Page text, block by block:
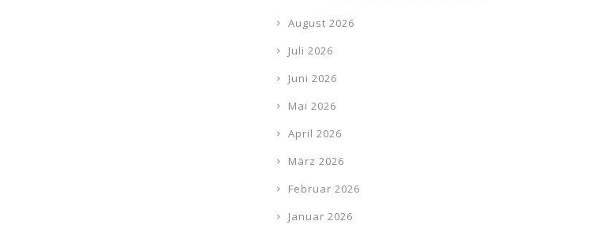
August 2026
Juli 2026
Juni 2026
Mai 2026
April 2026
März 2026
Februar 2026
Januar 2026